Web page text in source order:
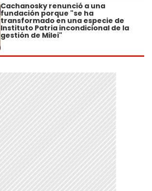
Cachanosky renunció a una
fundación porque "se ha
transformado en una especie de
Instituto Patria incondicional de la
gestión de Milei"